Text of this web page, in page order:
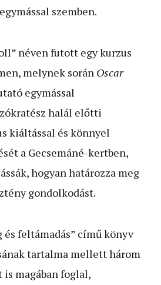
szemben.
néven futott egy kurzus
melynek során Oscar
egymással
halál előtti
kiáltással és könnyel
a Gecsemáné-kertben,
hogyan határozza meg
gondolkodást.
és feltámadás” című könyv
tartalma mellett három
magában foglal,